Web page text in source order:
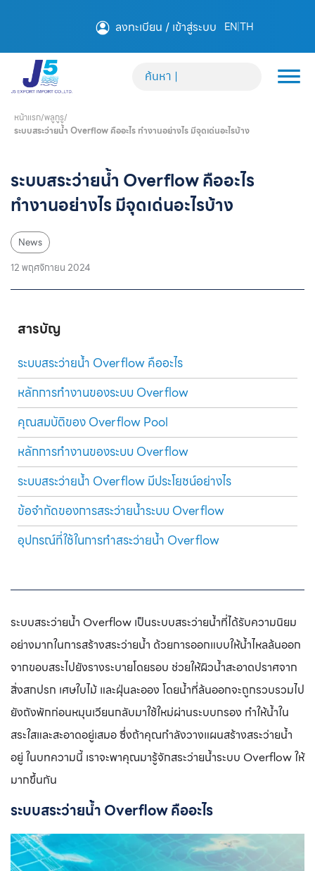
ลงทะเบียน / เข้าสู่ระบบ EN|TH
หน้าแรก/พลูกูรู/
ระบบสระว่ายน้ำ Overflow คืออะไร ทำงานอย่างไร มีจุดเด่นอะไรบ้าง
ระบบสระว่ายน้ำ Overflow คืออะไร
ทำงานอย่างไร มีจุดเด่นอะไรบ้าง
News
12 พฤศจิกายน 2024
สารบัญ
ระบบสระว่ายน้ำ Overflow คืออะไร
หลักการทำงานของระบบ Overflow
คุณสมบัติของ Overflow Pool
หลักการทำงานของระบบ Overflow
ระบบสระว่ายน้ำ Overflow มีประโยชน์อย่างไร
ข้อจำกัดของการสระว่ายน้ำระบบ Overflow
อุปกรณ์ที่ใช้ในการทำสระว่ายน้ำ Overflow
การดูแลระบบสระว่ายน้ำ overflow
ระบบสระว่ายน้ำ Overflow เป็นระบบสระว่ายน้ำที่ได้รับความนิยม
อย่างมากในการสร้างสระว่ายน้ำ ด้วยการออกแบบให้น้ำไหลล้นออก
จากขอบสระไปยังรางระบายโดยรอบ ช่วยให้ผิวน้ำสะอาดปราศจาก
สิ่งสกปรก เศษใบไม้ และฝุ่นละออง โดยน้ำที่ล้นออกจะถูกรวบรวมไป
ยังถังพักก่อนหมุนเวียนกลับมาใช้ใหม่ผ่านระบบกรอง ทำให้น้ำใน
สระใสและสะอาดอยู่เสมอ ซึ่งถ้าคุณกำลังวางแผนสร้างสระว่ายน้ำ
อยู่ ในบทความนี้ เราจะพาคุณมารู้จักสระว่ายน้ำระบบ Overflow ให้
มากขึ้นกัน
ระบบสระว่ายน้ำ Overflowคืออะไร